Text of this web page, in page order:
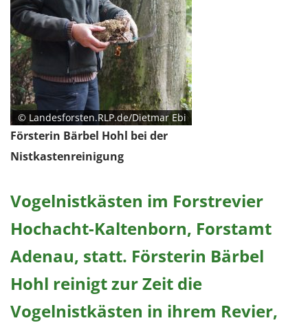
© Landesforsten.RLP.de/Dietmar Ebi
Försterin Bärbel Hohl bei der
Nistkastenreinigung
Vogelnistkästen im Forstrevier
Hochacht-Kaltenborn, Forstamt
Adenau, statt. Försterin Bärbel
Hohl reinigt zur Zeit die
Vogelnistkästen in ihrem Revier,